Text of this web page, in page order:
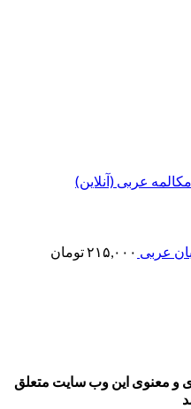
عربی (آنلاین)
۲۱۵,۰۰۰تومان
و معنوی این وب سایت متعلق